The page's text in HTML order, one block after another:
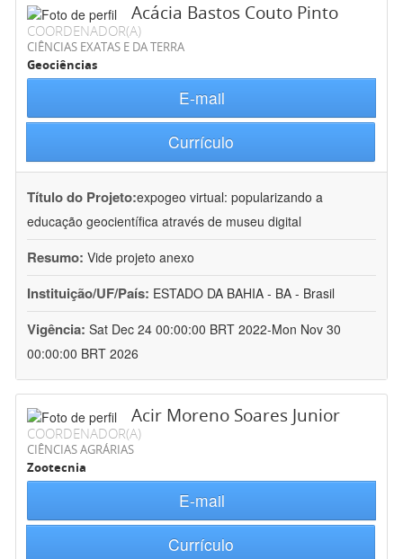
Acácia Bastos Couto Pinto
COORDENADOR(A)
CIÊNCIAS EXATAS E DA TERRA
Geociências
E-mail
Currículo
Título do Projeto:expogeo virtual: popularizando a
educação geocientífica através de museu digital
Resumo: Vide projeto anexo
Instituição/UF/País: ESTADO DA BAHIA - BA - Brasil
Vigência: Sat Dec 24 00:00:00 BRT 2022-Mon Nov 30
00:00:00 BRT 2026
Acir Moreno Soares Junior
COORDENADOR(A)
CIÊNCIAS AGRÁRIAS
Zootecnia
E-mail
Currículo